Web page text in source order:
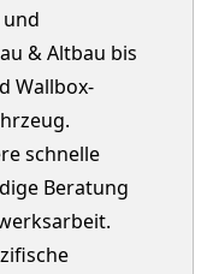
& Altbau bis
Wallbox-
schnelle
Beratung